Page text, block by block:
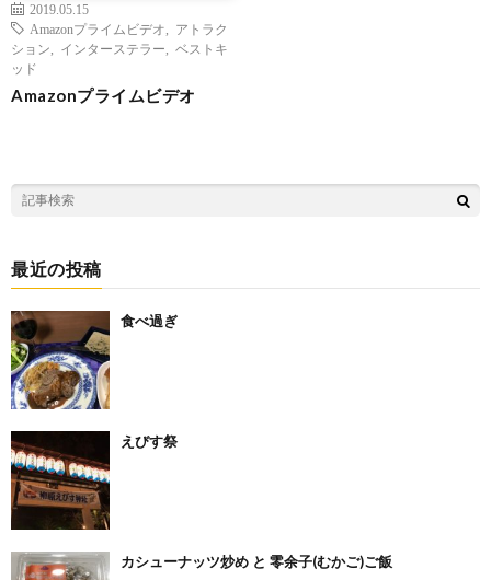
2019.05.15
Amazonプライムビデオ
アトラク
ション
インターステラー
ベストキ
ッド
Amazonプライムビデオ
最近の投稿
食べ過ぎ
えびす祭
カシューナッツ炒め と 零余子(むかご)ご飯